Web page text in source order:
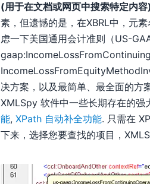
(用于在文档或网页中搜索特定内容)
素，但遗憾的是，在XBRL中，元
虑一下美国通用会计准则（US-
决方案，以及最简单、最全面的
XMLSpy 软件中一些长期存在的
能,XPath 自动补全功能. 只需在
下来，选择您要查找的项目，